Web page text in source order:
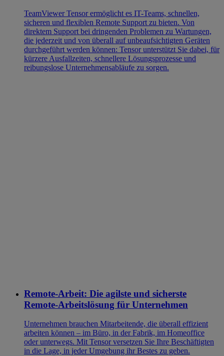
TeamViewer Tensor ermöglicht es IT-Teams, schnellen,
sicheren und flexiblen Remote Support zu bieten. Von
direktem Support bei dringenden Problemen zu Wartungen,
die jederzeit und von überall auf unbeaufsichtigten Geräten
durchgeführt werden können: Tensor unterstützt Sie dabei, für
kürzere Ausfallzeiten, schnellere Lösungsprozesse und
reibungslose Unternehmensabläufe zu sorgen.
Remote-Arbeit: Die agilste und sicherste
Remote-Arbeitslösung für Unternehmen
Unternehmen brauchen Mitarbeitende, die überall effizient
arbeiten können – im Büro, in der Fabrik, im Homeoffice
oder unterwegs. Mit Tensor versetzen Sie Ihre Beschäftigten
in die Lage, in jeder Umgebung ihr Bestes zu geben.